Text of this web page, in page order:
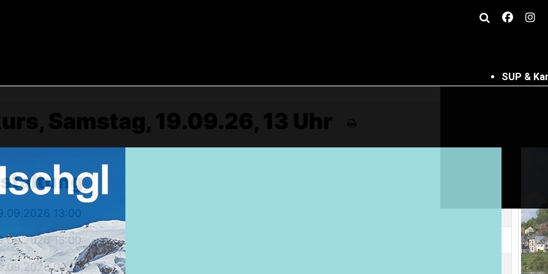
Weekendtrips
Ischgl: Closing 4 Tagestour
Ski & Snowboardservice
Infos Service
Service buchen
SUP &
Samstag, 19.09.26, 13 Uhr
13:00
15:00
09:00